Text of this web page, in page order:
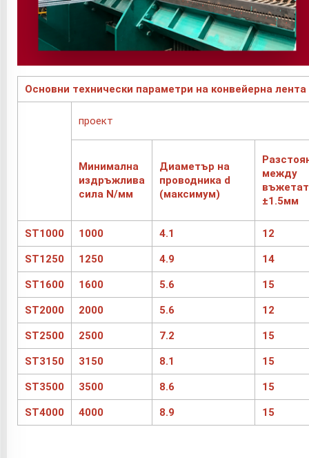
Основни технически параметри на конвейерна
проект
Минимална
издръжлива
сила N/мм
Диаметър на
проводника d
(максимум)
между
±1.5мм
ST1000 1000 4.1 12
ST1250 1250 4.9 14
ST1600 1600 5.6 15
ST2000 2000 5.6 12
ST2500 2500 7.2 15
ST3150 3150 8.1 15
ST3500 3500 8.6 15
ST4000 4000 8.9 15